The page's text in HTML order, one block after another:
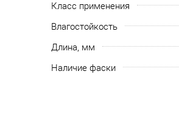
Класс применения
Влагостойкость
Длина, мм
Наличие фаски